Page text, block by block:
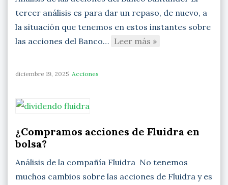
tercer análisis es para dar un repaso, de nuevo, a
la situación que tenemos en estos instantes sobre
las acciones del Banco… Leer más »
diciembre 19, 2025 Acciones
¿Compramos acciones de Fluidra en
bolsa?
Análisis de la compañía Fluidra No tenemos
muchos cambios sobre las acciones de Fluidra y es